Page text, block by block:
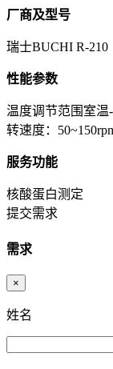
厂商及型号
瑞士BUCHI R-210
性能参数
温度调节范围室
转速度：
服务功能
核酸蛋白测定
提交需求
需求
×
姓名